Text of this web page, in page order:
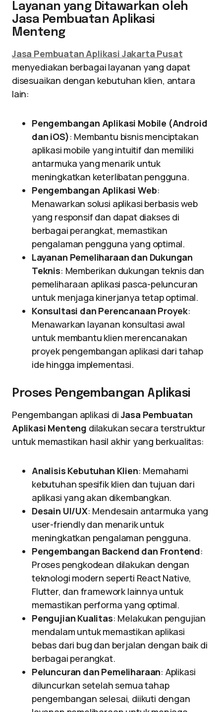
Layanan yang Ditawarkan oleh
Jasa Pembuatan Aplikasi
Menteng
Jasa Pembuatan Aplikasi Jakarta Pusat
menyediakan berbagai layanan yang dapat
disesuaikan dengan kebutuhan klien, antara
lain:
Pengembangan Aplikasi Mobile (Android
dan iOS): Membantu bisnis menciptakan
aplikasi mobile yang intuitif dan memiliki
antarmuka yang menarik untuk
meningkatkan keterlibatan pengguna.
Pengembangan Aplikasi Web:
Menawarkan solusi aplikasi berbasis web
yang responsif dan dapat diakses di
berbagai perangkat, memastikan
pengalaman pengguna yang optimal.
Layanan Pemeliharaan dan Dukungan
Teknis: Memberikan dukungan teknis dan
pemeliharaan aplikasi pasca-peluncuran
untuk menjaga kinerjanya tetap optimal.
Konsultasi dan Perencanaan Proyek:
Menawarkan layanan konsultasi awal
untuk membantu klien merencanakan
proyek pengembangan aplikasi dari tahap
ide hingga implementasi.
Proses Pengembangan Aplikasi
Pengembangan aplikasi diJasa Pembuatan
Aplikasi Menteng dilakukan secara terstruktur
untuk memastikan hasil akhir yang berkualitas:
Analisis Kebutuhan Klien: Memahami
kebutuhan spesifik klien dan tujuan dari
aplikasi yang akan dikembangkan.
Desain UI/UX: Mendesain antarmuka yang
user-friendly dan menarik untuk
meningkatkan pengalaman pengguna.
Pengembangan Backend dan Frontend:
Proses pengkodean dilakukan dengan
teknologi modern seperti React Native,
Flutter, dan framework lainnya untuk
memastikan performa yang optimal.
Pengujian Kualitas: Melakukan pengujian
mendalam untuk memastikan aplikasi
bebas dari bug dan berjalan dengan baik di
berbagai perangkat.
Peluncuran dan Pemeliharaan: Aplikasi
diluncurkan setelah semua tahap
pengembangan selesai, diikuti dengan